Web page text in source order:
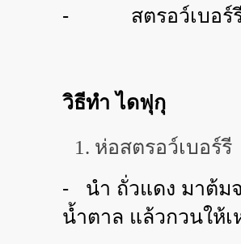
- สตรอว์เบอร์
วิธีทำ ไดฟุกุ
ห่อสตรอว์เบอร์รี
- นำ ถั่วแดง มาต้ม
น้ำตาล แล้วกวนให้เ